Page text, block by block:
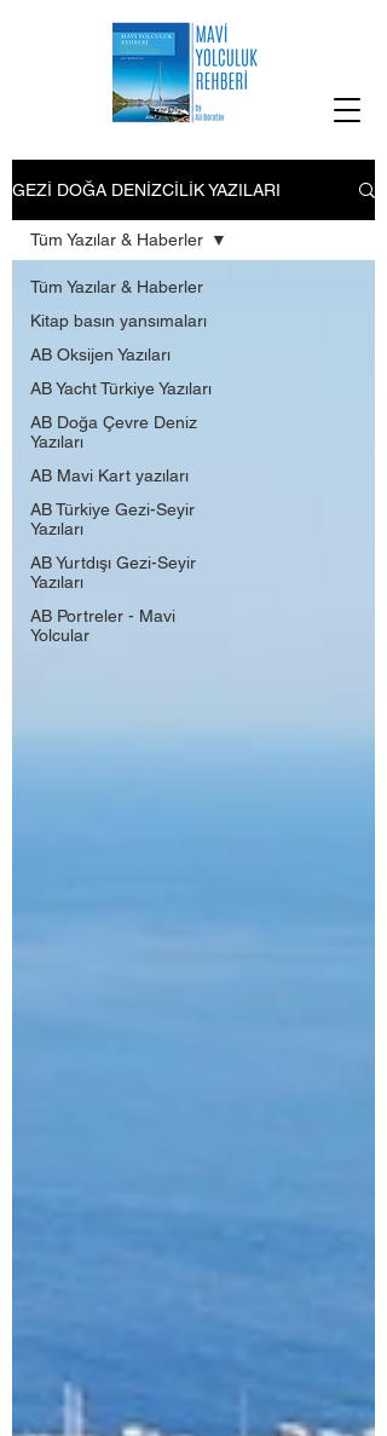
GEZİ DOĞA DENİZCİLİK YAZILARI
Tüm Yazılar & Haberler
Kitap basın yansımaları
AB Oksijen Yazıları
AB Yacht Türkiye Yazıları
AB Doğa Çevre Deniz
Yazıları
AB Mavi Kart yazıları
AB Türkiye Gezi-Seyir
Yazıları
AB Yurtdışı Gezi-Seyir
Yazıları
AB Portreler - Mavi
Yolcular
Tüm Yazılar & Haberler